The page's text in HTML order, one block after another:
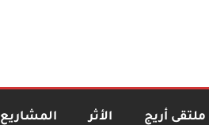
ملتقى أريج الأثر المشاريع